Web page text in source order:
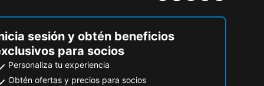
sesión y obtén beneficios
para socios
Personaliza tu experiencia
Obtén ofertas y precios para socios